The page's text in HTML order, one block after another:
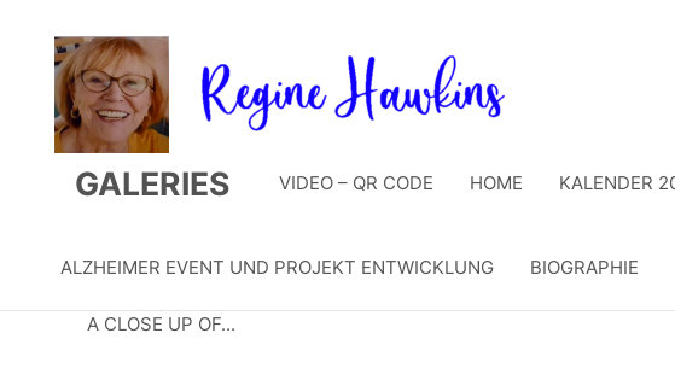
springen
GALERIES VIDEO – QR CODE HOME KALENDER
ALZHEIMER EVENT UND PROJEKT ENTWICKLUNG BIOGRAPHIE
A CLOSE UP OF...